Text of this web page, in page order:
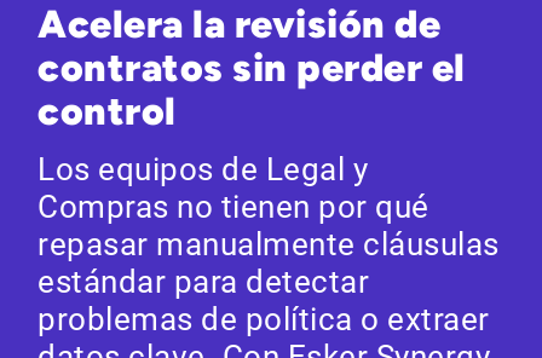
Acelera la revisión de
contratos sin perder el
control
Los equipos de Legal y
Compras no tienen por qué
repasar manualmente cláusulas
estándar para detectar
problemas de política o extraer